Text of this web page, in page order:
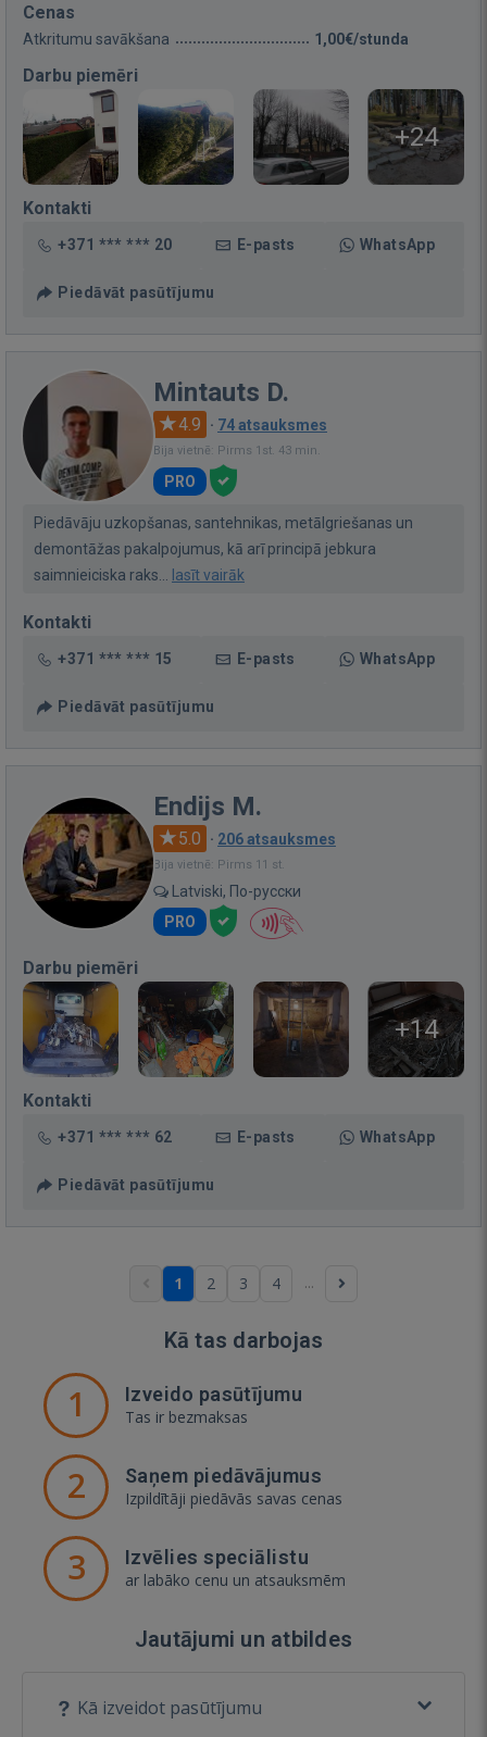
Cenas
Atkritumu savākšana 1,00€/stunda
Darbu piemēri
+24
Kontakti
+371 *** *** 20 E-pasts WhatsApp
Piedāvāt pasūtījumu
Mintauts D.
4.9 · 74 atsauksmes
Bija vietnē: Pirms 1st. 43 min.
PRO
Piedāvāju uzkopšanas, santehnikas, metālgriešanas un
demontāžas pakalpojumus, kā arī principā jebkura
saimnieiciska raks... lasīt vairāk
Kontakti
+371 *** *** 15 E-pasts WhatsApp
Piedāvāt pasūtījumu
Endijs M.
5.0 · 206 atsauksmes
Bija vietnē: Pirms 11 st.
Latviski, По-русски
PRO
Darbu piemēri
+14
Kontakti
+371 *** *** 62 E-pasts WhatsApp
Piedāvāt pasūtījumu
1 2 3 4 ...
Kā tas darbojas
1 Izveido pasūtījumu
Tas ir bezmaksas
2 Saņem piedāvājumus
Izpildītāji piedāvās savas cenas
3 Izvēlies speciālistu
ar labāko cenu un atsauksmēm
Jautājumi un atbildes
Kā izveidot pasūtījumu